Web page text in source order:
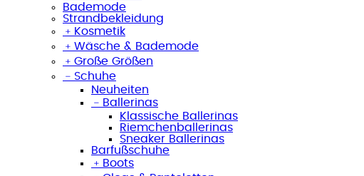
Bademode
Strandbekleidung
﹢ Kosmetik
﹢ Wäsche & Bademode
﹢ Große Größen
﹣ Schuhe
Neuheiten
﹣ Ballerinas
Klassische Ballerinas
Riemchenballerinas
Sneaker Ballerinas
Barfußschuhe
﹢ Boots